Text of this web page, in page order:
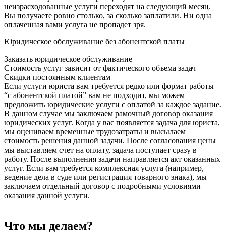
неизрасходованные услуги переходят на следующий месяц.
Вы получаете ровно столько, за сколько заплатили. Ни одна
оплаченная вами услуга не пропадет зря.
Юридическое обслуживание без абонентской платы
Заказать юридическое обслуживание
Стоимость услуг зависит от фактического объема задач
Скидки постоянным клиентам
Если услуги юриста вам требуется редко или формат работы
“с абонентской платой” вам не подходит, мы можем
предложить юридические услуги с оплатой за каждое задание.
В данном случае мы заключаем рамочный договор оказания
юридических услуг. Когда у вас появляется задача для юриста,
мы оцениваем временные трудозатраты и высылаем
стоимость решения данной задачи. После согласования цены
мы выставляем счет на оплату, задача поступает сразу в
работу. После выполнения задачи направляется акт оказанных
услуг. Если вам требуется комплексная услуга (например,
ведение дела в суде или регистрация товарного знака), мы
заключаем отдельный договор с подробными условиями
оказания данной услуги.
Что мы делаем?